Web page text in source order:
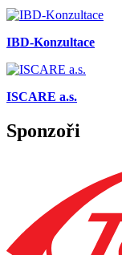
IBD-Konzultace
ISCARE a.s.
Sponzoři